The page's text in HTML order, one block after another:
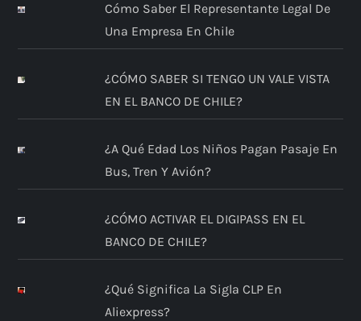
Cómo Saber El Representante Legal De
Una Empresa En Chile
¿CÓMO SABER SI TENGO UN VALE VISTA
EN EL BANCO DE CHILE?
¿A Qué Edad Los Niños Pagan Pasaje En
Bus, Tren Y Avión?
¿CÓMO ACTIVAR EL DIGIPASS EN EL
BANCO DE CHILE?
¿Qué Significa La Sigla CLP En
Aliexpress?